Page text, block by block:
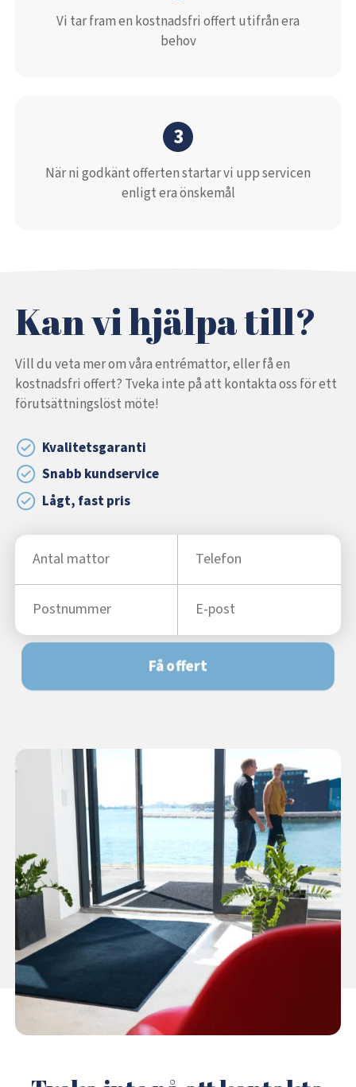
Vi tar fram en kostnadsfri offert utifrån era
behov
3
När ni godkänt offerten startar vi upp servicen
enligt era önskemål
Kan vi hjälpa till?
Vill du veta mer om våra entrémattor, eller få en
kostnadsfri offert? Tveka inte på att kontakta oss för ett
förutsättningslöst möte!
Kvalitetsgaranti
Snabb kundservice
Lågt, fast pris
Få offert